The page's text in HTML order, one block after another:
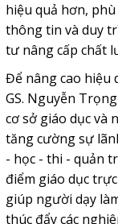
hiệu quả hơn,
thông tin và duy
tư nâng cấp chất
Để nâng cao hiệu
GS. Nguyễn
cơ sở giáo dục và
tăng cường sự
- học - thi - quản
điểm giáo dục
giúp người dạy
thúc đẩy các